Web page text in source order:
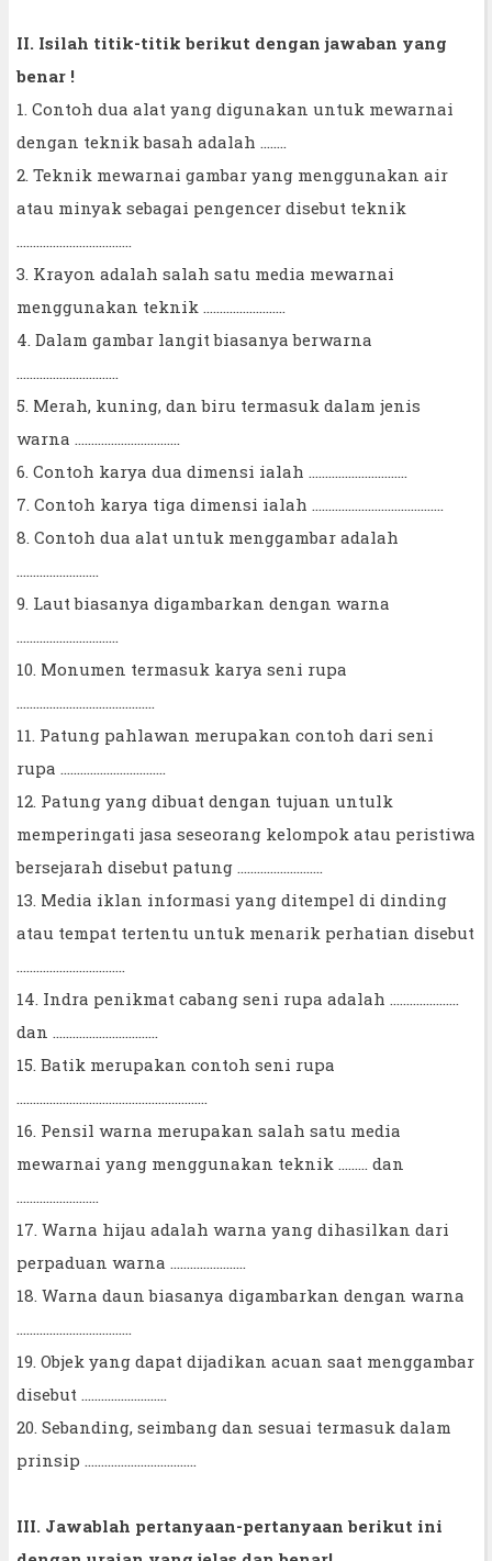
II. Isilah titik-titik berikut dengan jawaban yang
benar !
1. Contoh dua alat yang digunakan untuk mewarnai
dengan teknik basah adalah ........
2. Teknik mewarnai gambar yang menggunakan air
atau minyak sebagai pengencer disebut teknik
3. Krayon adalah salah satu media mewarnai
menggunakan teknik .........................
4. Dalam gambar langit biasanya berwarna
5. Merah, kuning, dan biru termasuk dalam jenis
warna ................................
6. Contoh karya dua dimensi ialah ..............................
7. Contoh karya tiga dimensi ialah ........................................
8. Contoh dua alat untuk menggambar adalah
9. Laut biasanya digambarkan dengan warna
10. Monumen termasuk karya seni rupa
11. Patung pahlawan merupakan contoh dari seni
rupa ................................
12. Patung yang dibuat dengan tujuan untulk
memperingati jasa seseorang kelompok atau peristiwa
bersejarah disebut patung ..........................
13. Media iklan informasi yang ditempel di dinding
atau tempat tertentu untuk menarik perhatian disebut
14. Indra penikmat cabang seni rupa adalah .....................
dan ................................
15. Batik merupakan contoh seni rupa
16. Pensil warna merupakan salah satu media
mewarnai yang menggunakan teknik ......... dan
17. Warna hijau adalah warna yang dihasilkan dari
perpaduan warna .......................
18. Warna daun biasanya digambarkan dengan warna
19. Objek yang dapat dijadikan acuan saat menggambar
disebut ..........................
20. Sebanding, seimbang dan sesuai termasuk dalam
prinsip ..................................
III. Jawablah pertanyaan-pertanyaan berikut ini